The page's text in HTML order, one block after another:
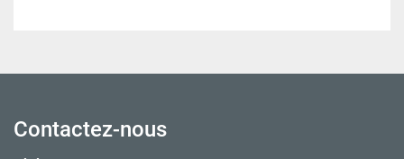
Contactez-nous